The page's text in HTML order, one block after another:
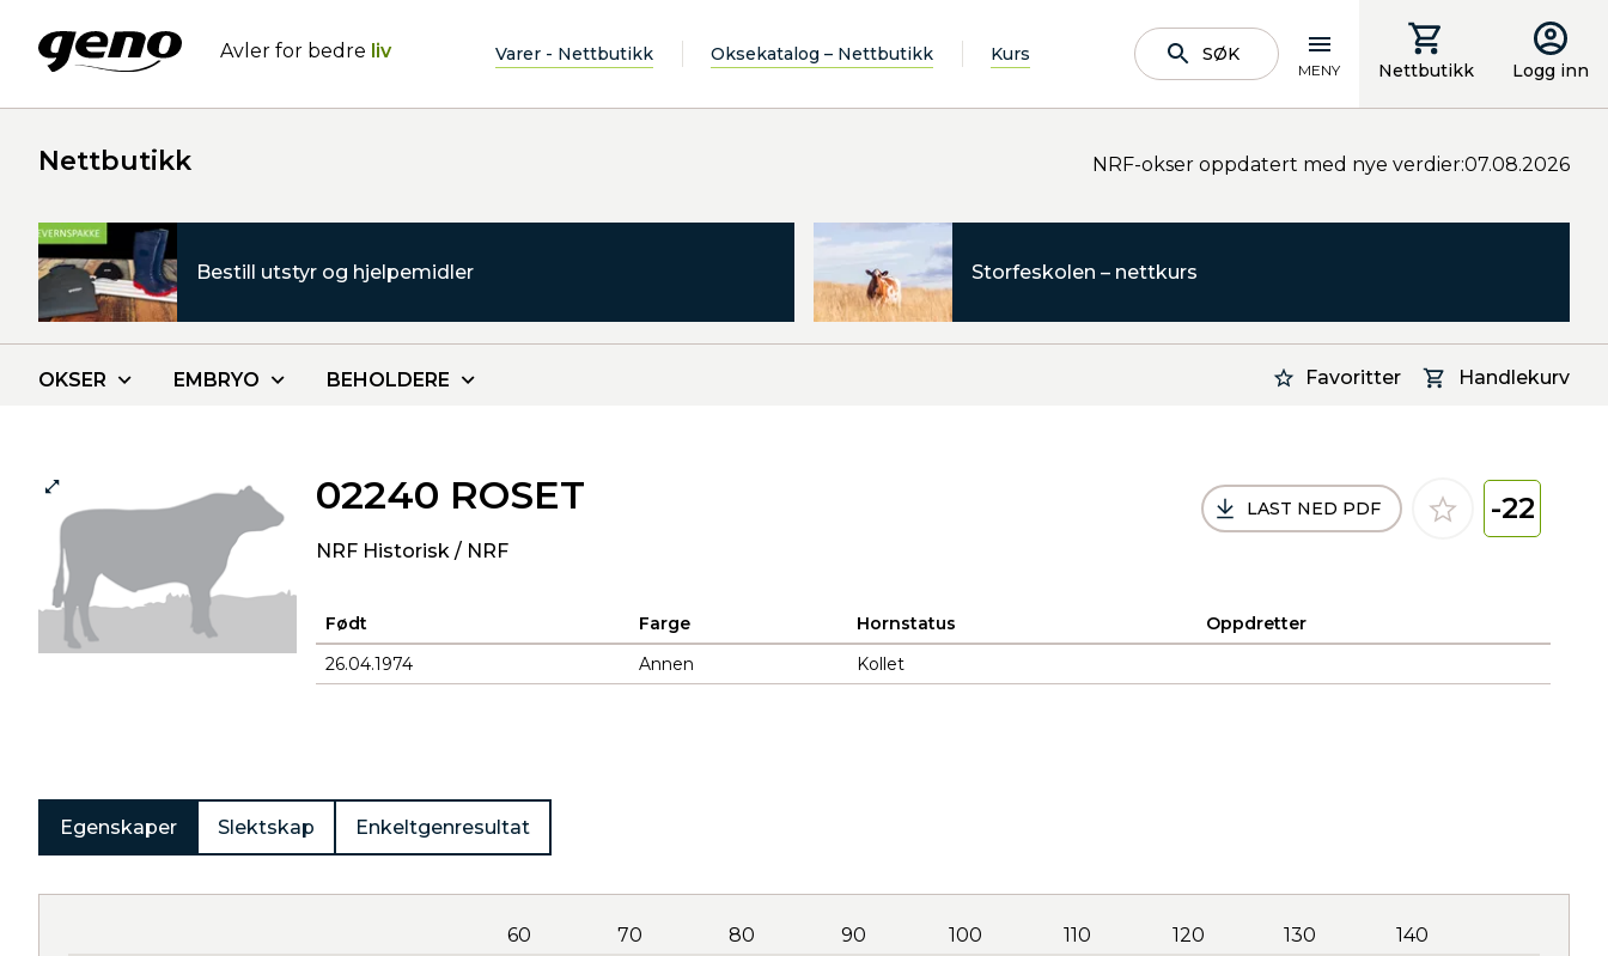
Avler for bedre liv Varer - Nettbutikk Oksekatalog – Nettbutikk Kurs SØK
MENY Nettbutikk Logg inn
Nettbutikk NRF-okser oppdatert med nye verdier:07.08.2026
Bestill utstyr og hjelpemidler Storfeskolen – nettkurs
Favoritter Handlekurv
OKSER EMBRYO BEHOLDERE
02240 ROSET
NRF Historisk / NRF
LAST NED PDF -22
Født Farge Hornstatus
Oppdretter
26.04.1974
Annen Kollet
Egenskaper Slektskap Enkeltgenresultat
60 70 80 90 100 110 120 130 140